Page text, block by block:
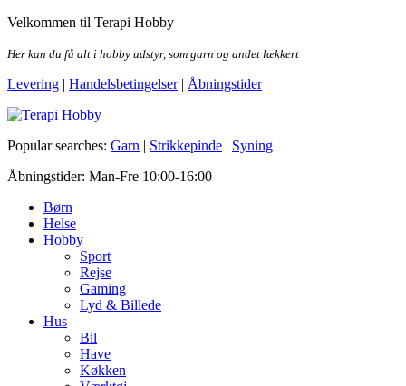
Skip
the
Velkommen til Terapi Hobby
Her kan du få alt i hobby udstyr, som garn og andet lækkert
Levering | Handelsbetingelser| Åbningstider
Terapi Hobby
Popular searches: Garn | Strikkepinde | Syning
Åbningstider: Man-Fre 10:00-16:00
Børn
Helse
Hobby
Sport
Rejse
Gaming
Lyd & Billede
Hus
Bil
Have
Køkken